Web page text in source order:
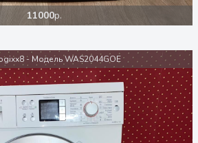
11000р.
- Модель WAS2044GOE